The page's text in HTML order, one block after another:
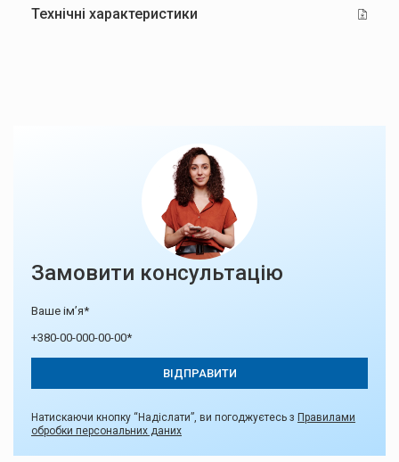
Технічні характеристики
Замовити консультацію
Натискаючи кнопку “Надіслати”, ви погоджуєтесь з Правилами
обробки персональних даних